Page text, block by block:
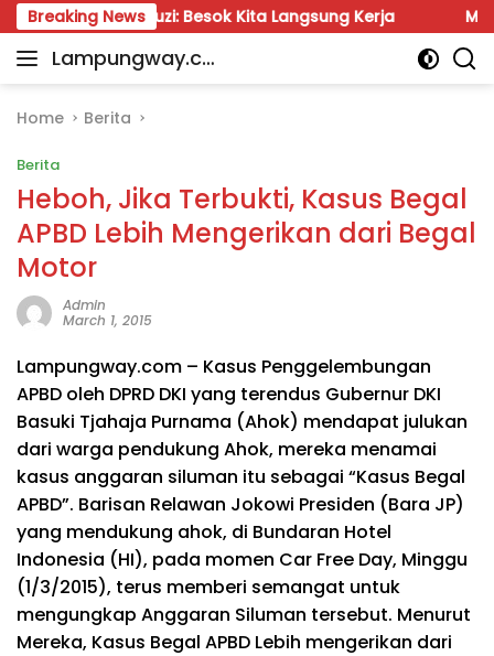
Skip
to
content
Breaking News
Fauzi: Besok Kita Langsung Kerja Munir:
Lampungway.co
Portal
Daerah
Terpercaya
dan
Terupdate
Home Berita
Berita
Heboh, Jika Terbukti, Kasus Begal
APBD Lebih Mengerikan dari Begal
Motor
Admin
March 1, 2015
Lampungway.com – Kasus Penggelembungan
APBD oleh DPRD DKI yang terendus Gubernur DKI
Basuki Tjahaja Purnama (Ahok) mendapat julukan
dari warga pendukung Ahok, mereka menamai
kasus anggaran siluman itu sebagai “Kasus Begal
APBD”. Barisan Relawan Jokowi Presiden (Bara JP)
yang mendukung ahok, di Bundaran Hotel
Indonesia (HI), pada momen Car Free Day, Minggu
(1/3/2015), terus memberi semangat untuk
mengungkap Anggaran Siluman tersebut. Menurut
Mereka, Kasus Begal APBD Lebih mengerikan dari